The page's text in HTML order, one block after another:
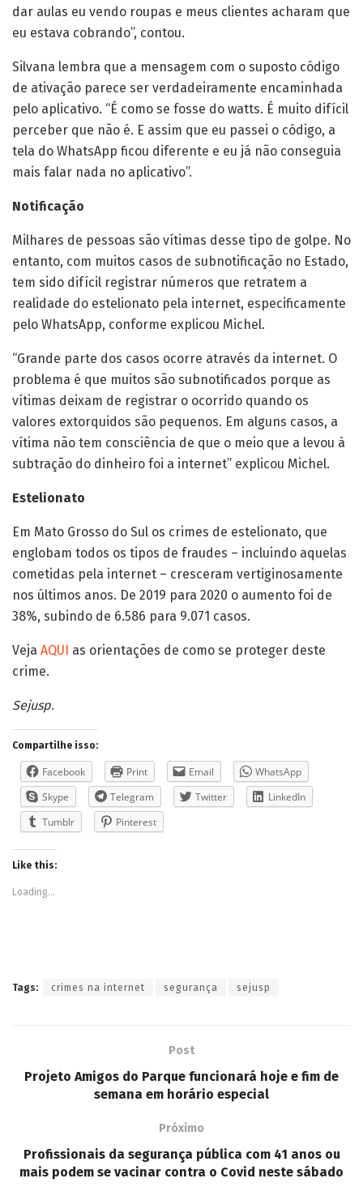
dar aulas eu vendo roupas e meus clientes acharam que
eu estava cobrando”, contou.
Silvana lembra que a mensagem com o suposto código
de ativação parece ser verdadeiramente encaminhada
pelo aplicativo. “É como se fosse do watts. É muito difícil
perceber que não é. E assim que eu passei o código, a
tela do WhatsApp ficou diferente e eu já não conseguia
mais falar nada no aplicativo”.
Notificação
Milhares de pessoas são vítimas desse tipo de golpe. No
entanto, com muitos casos de subnotificação no Estado,
tem sido difícil registrar números que retratem a
realidade do estelionato pela internet, especificamente
pelo WhatsApp, conforme explicou Michel.
“Grande parte dos casos ocorre através da internet. O
problema é que muitos são subnotificados porque as
vítimas deixam de registrar o ocorrido quando os
valores extorquidos são pequenos. Em alguns casos, a
vítima não tem consciência de que o meio que a levou à
subtração do dinheiro foi a internet” explicou Michel.
Estelionato
Em Mato Grosso do Sul os crimes de estelionato, que
englobam todos os tipos de fraudes – incluindo aquelas
cometidas pela internet – cresceram vertiginosamente
nos últimos anos. De 2019 para 2020 o aumento foi de
38%, subindo de 6.586 para 9.071 casos.
Veja AQUI as orientações de como se proteger deste
crime.
Sejusp.
Compartilhe isso:
Facebook Print Email
WhatsApp
Skype
Telegram Twitter
LinkedIn
Tumblr
Pinterest
Like this:
Loading...
Tags: crimes na internet segurança sejusp
Post
Projeto Amigos do Parque funcionará hoje e fim de
semana em horário especial
Próximo
Profissionais da segurança pública com 41 anos ou
mais podem se vacinar contra o Covid neste sábado